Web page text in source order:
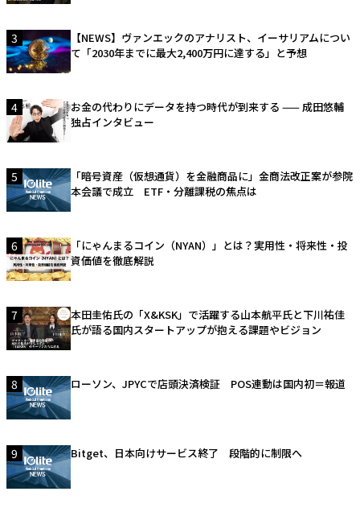
3
【NEWS】ヴァンエックのアナリスト、イーサリアムについ
て「2030年までに最大2,400万円に達する」と予想
4
お金の代わりにデータを持つ時代が到来する —— 成田悠輔
独占インタビュー
5
「暗号資産（仮想通貨）を金融商品に」金商法改正案が参院
本会議で成立 ETF・分離課税の焦点は
6
「にゃんまるコイン（NYAN）」とは？実用性・将来性・投
資価値を徹底解説
7
本田圭佑氏の「X&KSK」で活躍する山本航平氏と下川祐佳
氏が語る国内スタートアップが抱える課題やビジョン
8 ローソン、JPYCで店頭決済検証 POS連動は国内初＝報道
9 Bitget、日本向けサービス終了 段階的に制限へ